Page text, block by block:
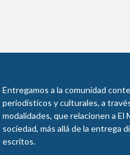
Entregamos a la comunidad
periodísticos y culturales, a
modalidades, que relacionen a El
sociedad, más allá de la entrega
escritos.